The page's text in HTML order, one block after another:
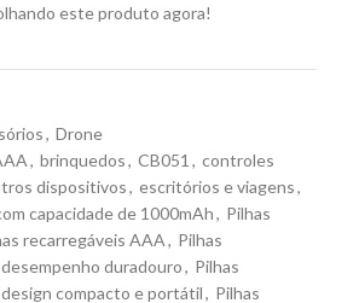
este produto agora!
, Drone
, brinquedos, CB051 , controles
dispositivos, escritórios e viagens,
capacidade de 1000mAh, Pilhas
recarregáveis AAA, Pilhas
duradouro, Pilhas
compacto e portátil, Pilhas